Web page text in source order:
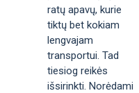
ratų apavų, kurie
tiktų bet kokiam
lengvajam
transportui. Tad
tiesiog reikės
išsirinkti. Norėdami